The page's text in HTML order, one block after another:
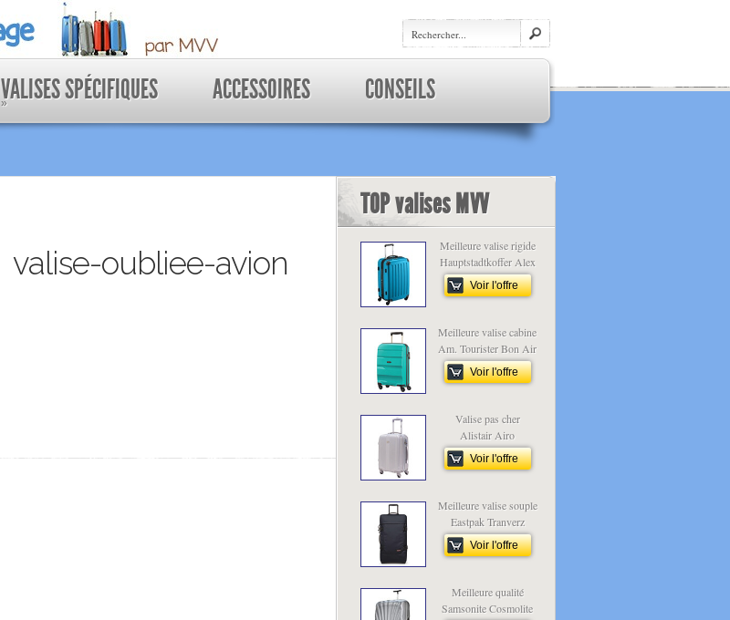
VALISES SPÉCIFIQUES
» ACCESSOIRES CONSEILS
valise-oubliee-avion
TOP valises MVV
Meilleure valise rigide
Hauptstadtkoffer Alex
Voir l'offre
Meilleure valise cabine
Am. Tourister Bon Air
Voir l'offre
Valise pas cher
Alistair Airo
Voir l'offre
Meilleure valise souple
Eastpak Tranverz
Voir l'offre
Meilleure qualité
Samsonite Cosmolite